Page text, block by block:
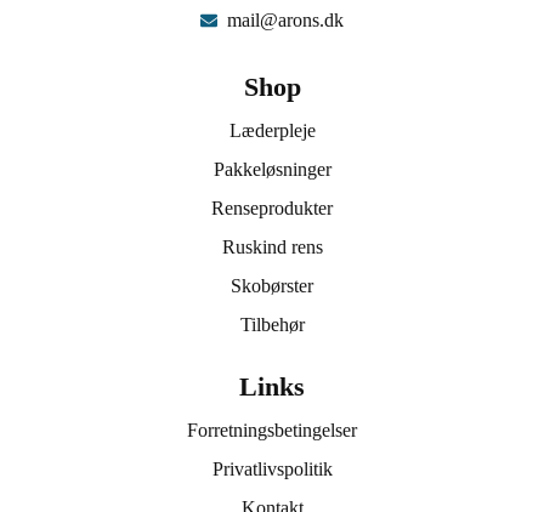
mail@arons.dk
Shop
Læderpleje
Pakkeløsninger
Renseprodukter
Ruskind rens
Skobørster
Tilbehør
Links
Forretningsbetingelser
Privatlivspolitik
Kontakt